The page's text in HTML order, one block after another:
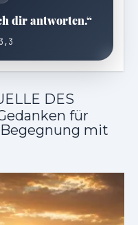
dir antworten.“
DES
für
mit